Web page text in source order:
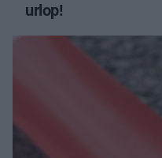
urlop!